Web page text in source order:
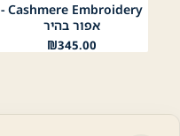
Cashmere Embroidery -
אפור בהיר
₪345.00